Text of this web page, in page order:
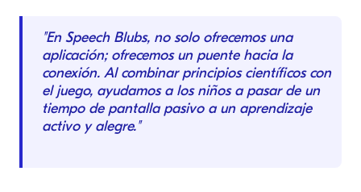
"En Speech Blubs, no solo ofrecemos una
aplicación; ofrecemos un puente hacia la
conexión. Al combinar principios científicos con
el juego, ayudamos a los niños a pasar de un
tiempo de pantalla pasivo a un aprendizaje
activo y alegre."